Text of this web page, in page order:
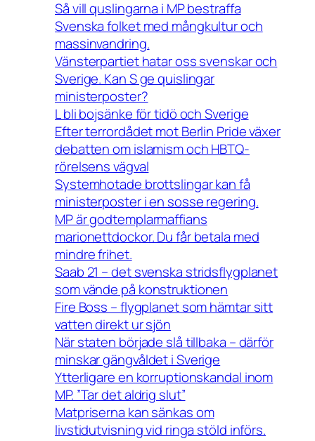
Så vill quslingarna i MP bestraffa
Svenska folket med mångkultur och
massinvandring.
Vänsterpartiet hatar oss svenskar och
Sverige. Kan S ge quislingar
ministerposter?
L bli bojsänke för tidö och Sverige
Efter terrordådet mot Berlin Pride växer
debatten om islamism och HBTQ-
rörelsens vägval
Systemhotade brottslingar kan få
ministerposter i en sosse regering.
MP är godtemplarmaffians
marionettdockor. Du får betala med
mindre frihet.
Saab 21 – det svenska stridsflygplanet
som vände på konstruktionen
Fire Boss – flygplanet som hämtar sitt
vatten direkt ur sjön
När staten började slå tillbaka – därför
minskar gängvåldet i Sverige
Ytterligare en korruptionskandal inom
MP. ”Tar det aldrig slut”
Matpriserna kan sänkas om
livstidutvisning vid ringa stöld införs.